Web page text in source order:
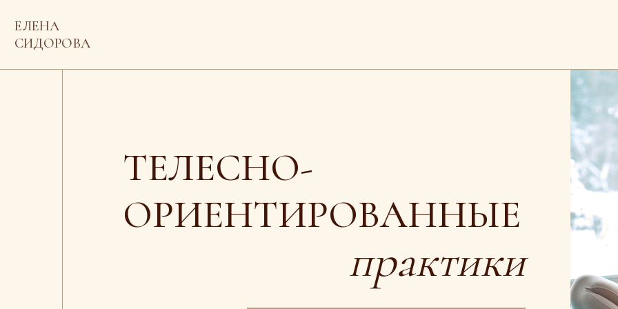
ЕЛЕНА
СИДОРОВА
ТЕЛЕСНО-
ОРИЕНТИРОВАННЫЕ
практики